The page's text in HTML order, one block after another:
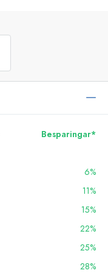
Besparingar*
6%
11%
15%
22%
25%
28%